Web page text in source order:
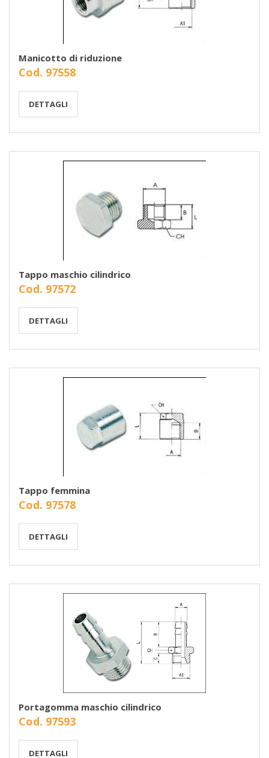
Manicotto di riduzione
Cod. 97558
DETTAGLI
Tappo maschio cilindrico
Cod. 97572
DETTAGLI
Tappo femmina
Cod. 97578
DETTAGLI
Portagomma maschio cilindrico
Cod. 97593
DETTAGLI